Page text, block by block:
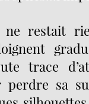
restait
trace
perdre sa